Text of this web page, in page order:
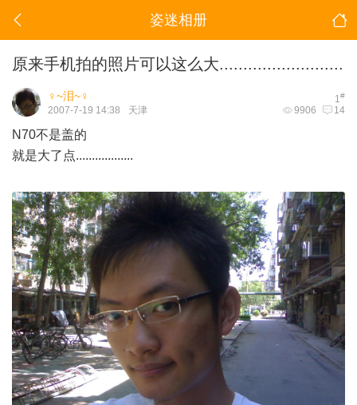
姿迷相册
原来手机拍的照片可以这么大..........................
1#
♀~泪~♀
9906 14
2007-7-19 14:38 天津
N70不是盖的
就是大了点..................